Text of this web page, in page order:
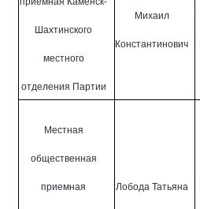
Шахтинского
местного
отделения Партии
Михаил
Константинович
Местная
общественная
приемная Лобода Татьяна